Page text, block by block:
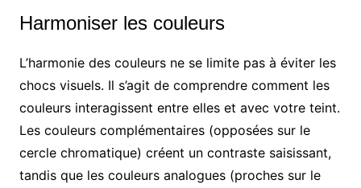
Harmoniser les couleurs
L’harmonie des couleurs ne se limite pas à éviter les
chocs visuels. Il s’agit de comprendre comment les
couleurs interagissent entre elles et avec votre teint.
Les couleurs complémentaires (opposées sur le
cercle chromatique) créent un contraste saisissant,
tandis que les couleurs analogues (proches sur le